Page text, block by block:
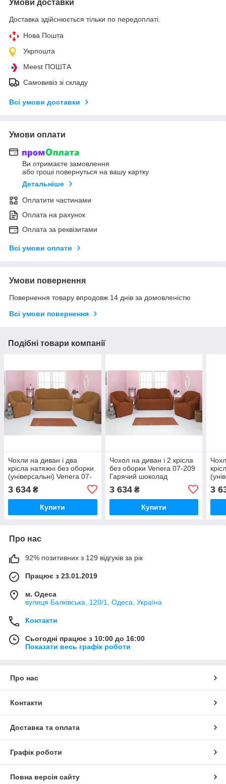
Умови доставки
Доставка здійснюється тільки по передоплаті.
Нова Пошта
Укрпошта
Meest ПОШТА
Самовивіз зі складу
Всі умови доставки
Умови оплати
Ви отримаєте замовлення
або гроші повернуться на вашу картку
Детальніше
Оплатити частинами
Оплата на рахунок
Оплата за реквізитами
Всі умови оплати
Умови повернення
Повернення товару впродовж 14 днів за домовленістю
Всі умови повернення
Подібні товари компанії
Чохли на диван і два
крісла натяжні без оборки
(універсальні) Venera 07-
3 634 ₴
Купити
Чохол на диван і 2 крісла
без оборки Venera 07-209
Гарячий шоколад
3 634₴
Купити
3
Про нас
92% позитивних з 129 відгуків за рік
Працює з 23.01.2019
м. Одеса
вулиця Балківська, 120/1, Одеса, Україна
Контакти
Сьогодні працює з 10:00 до 16:00
Показати весь графік роботи
Про нас
Контакти
Доставка та оплата
Графік роботи
Повна версія сайту